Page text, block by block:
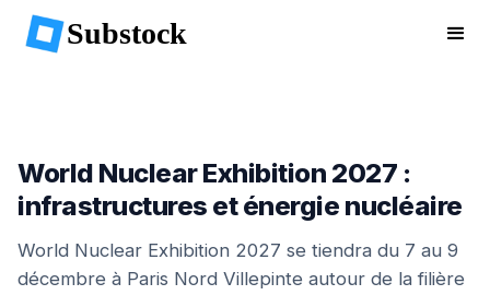
Substock
World Nuclear Exhibition 2027 :
infrastructures et énergie nucléaire
World Nuclear Exhibition 2027 se tiendra du 7 au 9
décembre à Paris Nord Villepinte autour de la filière